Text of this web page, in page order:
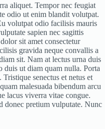
aliquet. Tempor nec feugiat
odio ut enim blandit volutpat.
volutpat odio facilisis mauris
sapien nec sagittis
sit amet consectetur
gravida neque convallis a
sit. Nam at lectus urna duis
duis ut diam quam nulla. Porta
senectus et netus et
malesuada bibendum arcu
lacus viverra vitae congue.
donec pretium vulputate. Nunc